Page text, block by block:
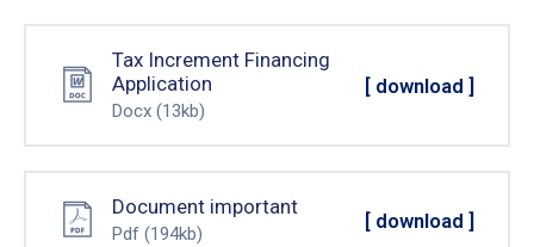
Integritate
Tax Increment Financing
Application
Docx (13kb)
[ download ]
Document important
Pdf (194kb)
[ download ]